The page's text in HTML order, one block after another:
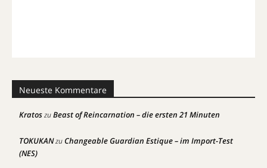
Neueste Kommentare
KratoszuBeast of Reincarnation – die ersten 21 Minuten
TOKUKANzuChangeable Guardian Estique – im Import-Test
(NES)